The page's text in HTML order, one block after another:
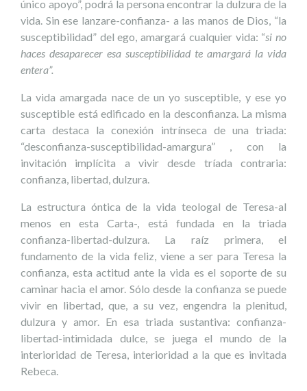
único apoyo”, podrá la persona encontrar la dulzura de la
vida. Sin ese lanzare-confianza- a las manos de Dios, “la
susceptibilidad” del ego, amargará cualquier vida: “si no
haces desaparecer esa susceptibilidad te amargará la vida
entera”.
La vida amargada nace de un yo susceptible, y ese yo
susceptible está edificado en la desconfianza. La misma
carta destaca la conexión intrínseca de una triada:
“desconfianza-susceptibilidad-amargura” , con la
invitación implícita a vivir desde tríada contraria:
confianza, libertad, dulzura.
La estructura óntica de la vida teologal de Teresa-al
menos en esta Carta-, está fundada en la triada
confianza-libertad-dulzura. La raíz primera, el
fundamento de la vida feliz, viene a ser para Teresa la
confianza, esta actitud ante la vida es el soporte de su
caminar hacia el amor. Sólo desde la confianza se puede
vivir en libertad, que, a su vez, engendra la plenitud,
dulzura y amor. En esa triada sustantiva: confianza-
libertad-intimidada dulce, se juega el mundo de la
interioridad de Teresa, interioridad a la que es invitada
Rebeca.